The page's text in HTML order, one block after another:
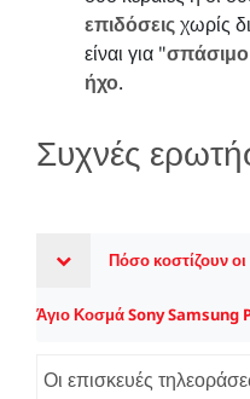
επιδόσειςχωρίς
είναι για "σπάσιμο
ήχο.
Συχνές
Πόσο κοστίζουν
Άγιο Κοσμά Sony Samsung
Οι επισκευές